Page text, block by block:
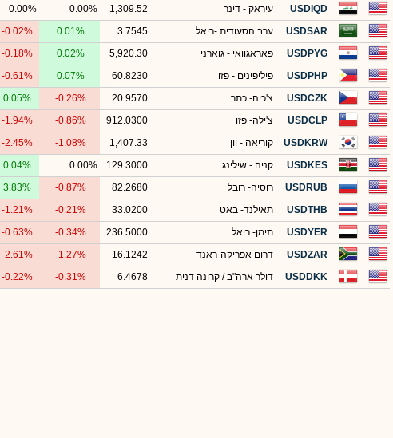
USDIQD
עיראק - דינר 1,309.52
0.00%
0.00%
USDSAR
ערב הסעודית -ריאל 3.7545
0.01%
-0.02%
USDPYG
פאראגוואי - גוארני 5,920.30
0.02%
-0.18%
USDPHP
פיליפינים - פזו 60.8230
0.07%
-0.61%
USDCZK
צ'כיה- כתר 20.9570
-0.26%
0.05%
USDCLP
צ'ילה- פזו 912.0300
-0.86%
-1.94%
USDKRW
קוריאה - וון 1,407.33
-1.08%
-2.45%
USDKES
קניה - שילינג 129.3000
0.00%
0.04%
USDRUB
רוסיה- רובל 82.2680
-0.87%
3.83%
USDTHB
תאילנד- באט 33.0200
-0.21%
-1.21%
USDYER
תימן- ריאל 236.5000
-0.34%
-0.63%
USDZAR
דרום אפריקה-ראנד 16.1242
-1.27%
-2.61%
USDDKK
דולר ארה"ב / קרונה דנית 6.4678
-0.31%
-0.22%